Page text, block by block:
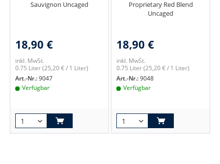
Sauvignon Uncaged
18,90 €
inkl. MwSt.
0.75 Liter(25,20 € / 1 Liter)
Art.-Nr.:9047
Verfügbar
Proprietary Red Blend
Uncaged
18,90 €
inkl. MwSt.
0.75 Liter(25,20 € / 1 Liter)
Art.-Nr.:9048
Verfügbar